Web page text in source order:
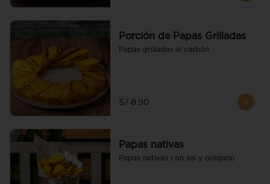
Porción de Papas Grilladas
Papas grilladas al carbón
S/ 8.90
Papas nativas
Papas nativas con sal y orégano